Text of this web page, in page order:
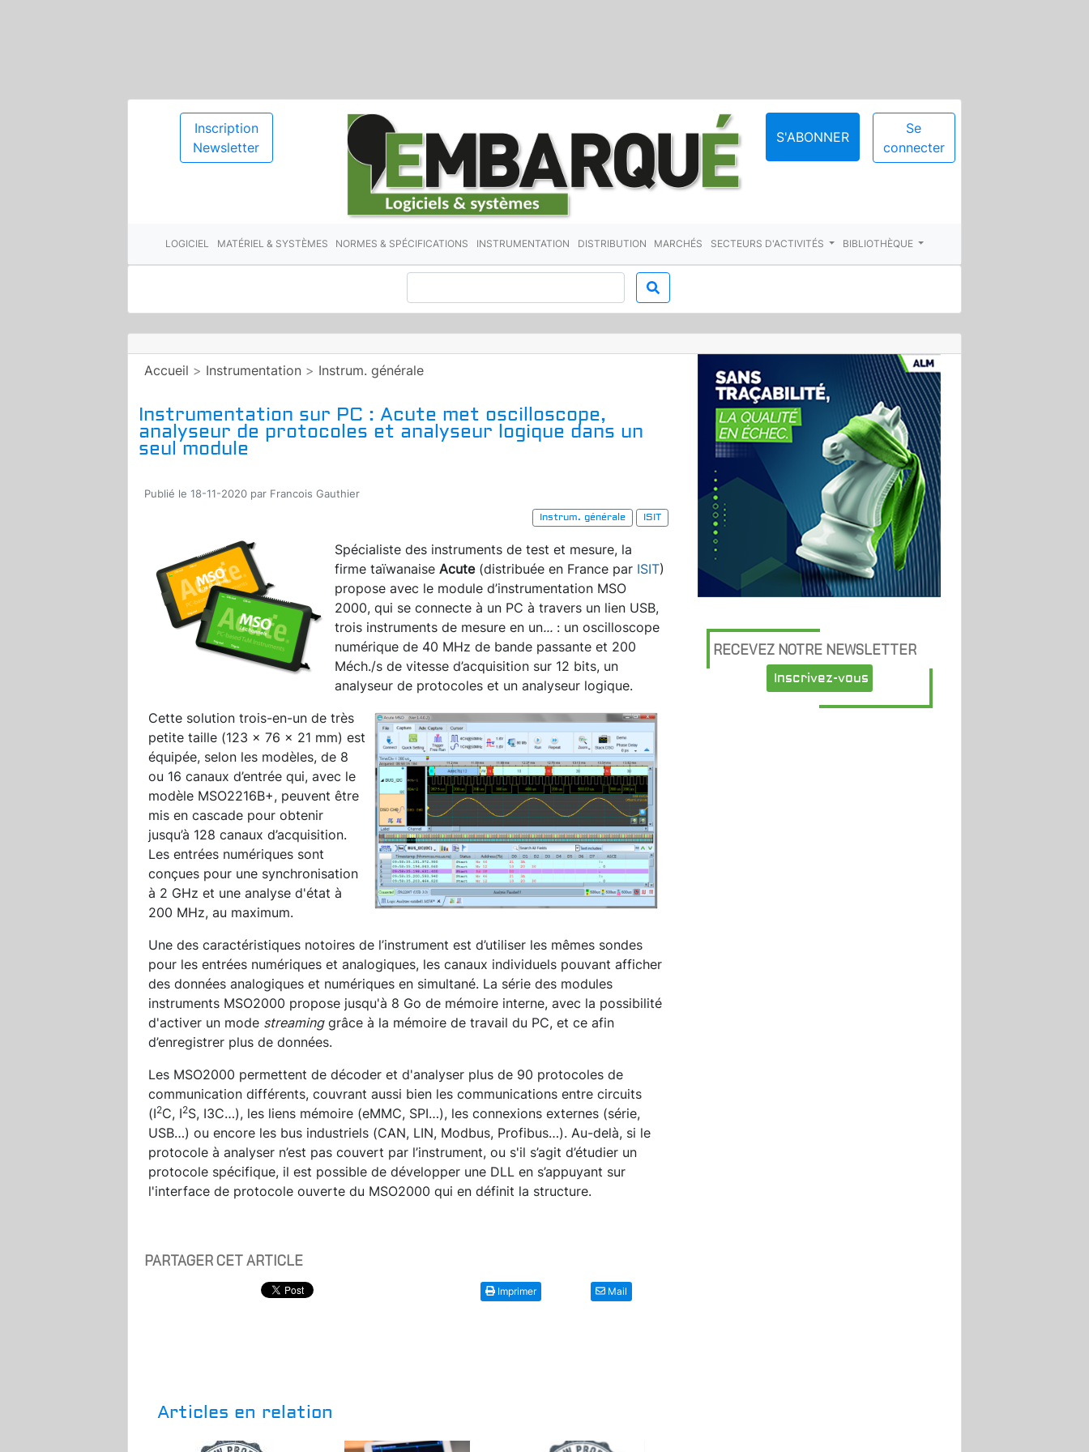
Inscription
Newsletter
S'ABONNER
Se
connecter
LOGICIEL MATÉRIEL & SYSTÈMES NORMES & SPÉCIFICATIONS INSTRUMENTATION DISTRIBUTION MARCHÉS SECTEURS D'ACTIVITÉS BIBLIOTHÈQUE
Accueil > Instrumentation > Instrum. générale
Instrumentation sur PC : Acute met oscilloscope,
analyseur de protocoles et analyseur logique dans un
seul module
Publié le 18-11-2020 par Francois Gauthier
Instrum. générale
ISIT
Spécialiste des instruments de test et mesure, la
firme taïwanaise Acute(distribuée en France par ISIT)
propose avec le module d’instrumentation MSO
2000, qui se connecte à un PC à travers un lien USB,
trois instruments de mesure en un... : un oscilloscope
numérique de 40 MHz de bande passante et 200
Méch./s de vitesse d’acquisition sur 12 bits, un
analyseur de protocoles et un analyseur logique.
Cette solution trois-en-un de très
petite taille (123 x 76 x 21 mm) est
équipée, selon les modèles, de 8
ou 16 canaux d’entrée qui, avec le
modèle MSO2216B+, peuvent être
mis en cascade pour obtenir
jusqu’à 128 canaux d’acquisition.
Les entrées numériques sont
conçues pour une synchronisation
à 2 GHz et une analyse d'état à
200 MHz, au maximum.
Une des caractéristiques notoires de l’instrument est d’utiliser les mêmes sondes
pour les entrées numériques et analogiques, les canaux individuels pouvant afficher
des données analogiques et numériques en simultané. La série des modules
instruments MSO2000 propose jusqu'à 8 Go de mémoire interne, avec la possibilité
d'activer un mode streaminggrâce à la mémoire de travail du PC, et ce afin
d’enregistrer plus de données.
Les MSO2000 permettent de décoder et d'analyser plus de 90 protocoles de
communication différents, couvrant aussi bien les communications entre circuits
(I2C, I2S, I3C…), les liens mémoire (eMMC, SPI…), les connexions externes (série,
USB…) ou encore les bus industriels (CAN, LIN, Modbus, Profibus…). Au-delà, si le
protocole à analyser n’est pas couvert par l’instrument, ou s'il s’agit d’étudier un
protocole spécifique, il est possible de développer une DLL en s’appuyant sur
l'interface de protocole ouverte du MSO2000 qui en définit la structure.
PARTAGER CET ARTICLE
Imprimer Mail
Articles en relation
RECEVEZ NOTRE NEWSLETTER
Inscrivez-vous